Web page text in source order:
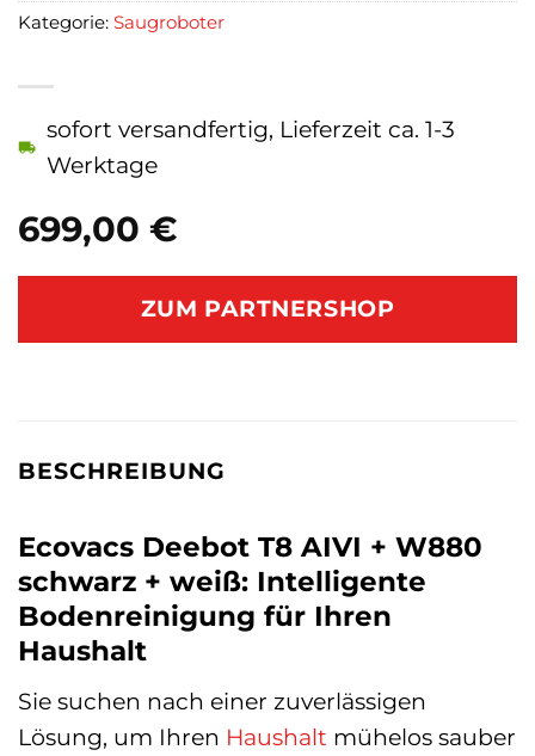
699,00 €
sofort versandfertig, Lieferzeit ca. 1-3
Werktage
ZUM PARTNERSHOP
Kategorie: Saugroboter
BESCHREIBUNG
Ecovacs Deebot T8 AIVI + W880
schwarz + weiß: Intelligente
Bodenreinigung für Ihren
Haushalt
Sie suchen nach einer zuverlässigen
Lösung, um Ihren Haushalt mühelos sauber